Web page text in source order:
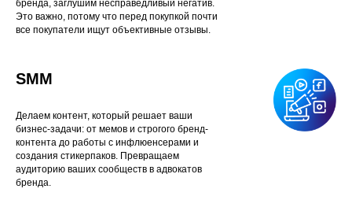
бренда, заглушим несправедливый негатив.
Это важно, потому что перед покупкой почти
все покупатели ищут объективные отзывы.
SMM
Делаем контент, который решает ваши
бизнес-задачи: от мемов и строгого бренд-
контента до работы с инфлюенсерами и
создания стикерпаков. Превращаем
аудиторию ваших сообществ в адвокатов
бренда.